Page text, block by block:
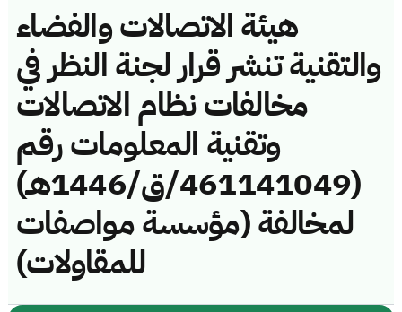
هيئة الاتصالات والفضاء
والتقنية تنشر قرار لجنة النظر في
مخالفات نظام الاتصالات
وتقنية المعلومات رقم
(461141049/ق/1446هـ)
لمخالفة (مؤسسة مواصفات
للمقاولات)